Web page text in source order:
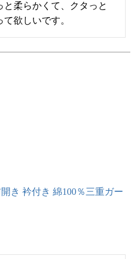
柔らかくて、クタっと
欲しいです。
き 衿付き 綿100％三重ガー